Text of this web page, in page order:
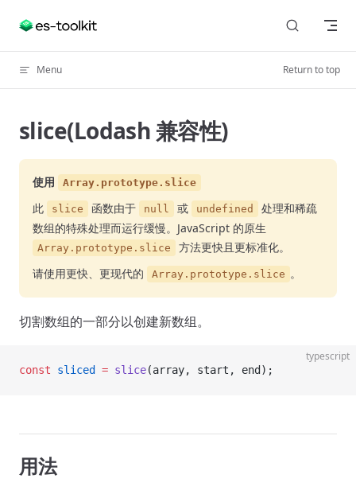
Skip to content
Menu Return to top
slice(Lodash 兼容性)
使用 Array.prototype.slice
此 slice 函数由于 null 或 undefined
处理和稀疏
数组的特殊处理而运行缓慢。JavaScript 的原生
Array.prototype.slice
方法更快且更标准化。
请使用更快、更现代的
Array.prototype.slice 。
切割数组的一部分以创建新数组。
typescript
const sliced = slice(array, start, end);
用法